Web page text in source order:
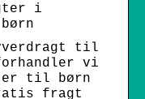
i
til
vi
til børn
fragt